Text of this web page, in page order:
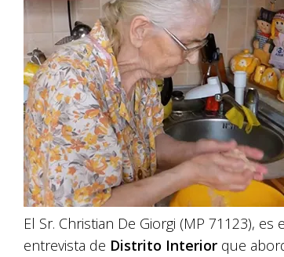
El Sr. Christian De Giorgi (MP 71123),
entrevista de Distrito Interior que